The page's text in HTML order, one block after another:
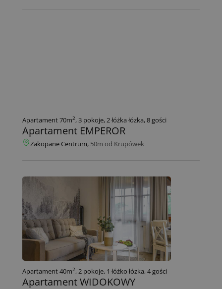
Apartament 70m2, 3 pokoje, 2 łóżka łózka, 8 gości
Apartament EMPEROR
Zakopane Centrum, 50m od Krupówek
Apartament 40m2, 2 pokoje, 1 łóżko łózka, 4 gości
Apartament WIDOKOWY